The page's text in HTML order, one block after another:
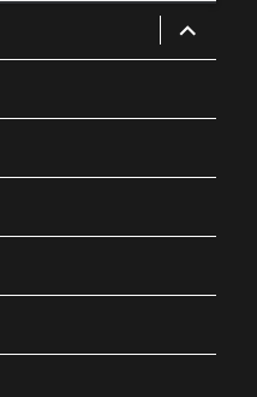
ouvrir
le
sous-